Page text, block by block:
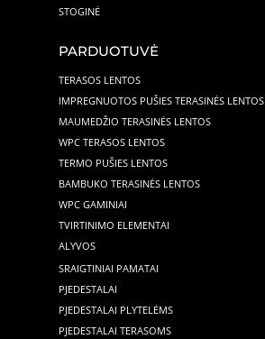
STOGINĖ
PARDUOTUVĖ
TERASOS LENTOS
IMPREGNUOTOS PUŠIES TERASINĖS LENTOS
MAUMEDŽIO TERASINĖS LENTOS
WPC TERASOS LENTOS
TERMO PUŠIES LENTOS
BAMBUKO TERASINĖS LENTOS
WPC GAMINIAI
TVIRTINIMO ELEMENTAI
ALYVOS
SRAIGTINIAI PAMATAI
PJEDESTALAI
PJEDESTALAI PLYTELĖMS
PJEDESTALAI TERASOMS